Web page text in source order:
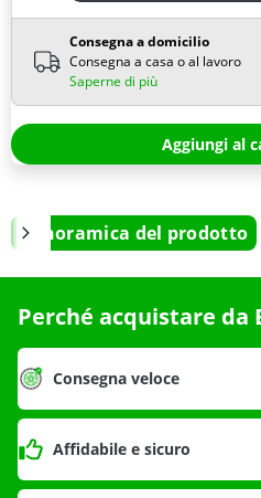
Consegna a domicilio
Consegna a casa o al lavoro
Saperne di più
Aggiungi al
Panoramica del prodotto
Perché acquistare da
Consegna veloce
Affidabile e sicuro